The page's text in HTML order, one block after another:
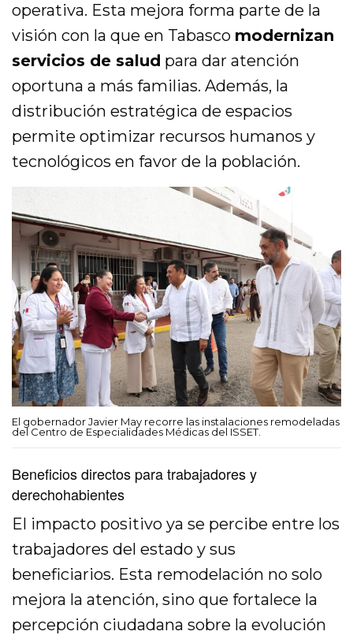
operativa. Esta mejora forma parte de la
visión con la que en Tabasco modernizan
servicios de salud para dar atención
oportuna a más familias. Además, la
distribución estratégica de espacios
permite optimizar recursos humanos y
tecnológicos en favor de la población.
El gobernador Javier May recorre las instalaciones remodeladas
del Centro de Especialidades Médicas del ISSET.
Beneficios directos para trabajadores y
derechohabientes
El impacto positivo ya se percibe entre los
trabajadores del estado y sus
beneficiarios. Esta remodelación no solo
mejora la atención, sino que fortalece la
percepción ciudadana sobre la evolución